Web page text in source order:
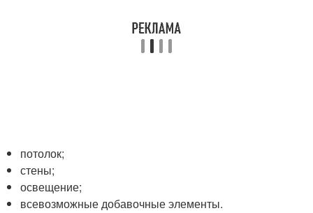
потолок;
стены;
освещение;
всевозможные добавочные элементы.